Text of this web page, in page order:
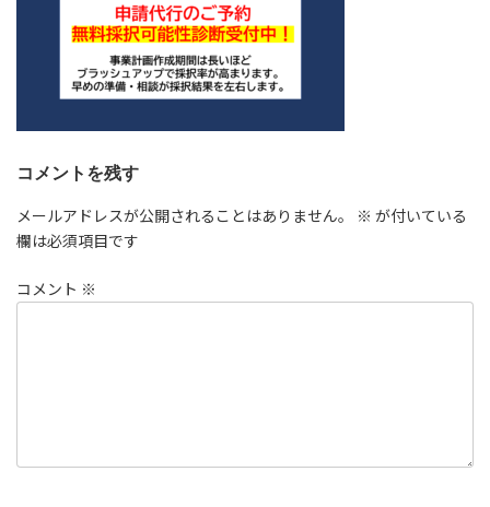
コメントを残す
メールアドレスが公開されることはありません。 ※ が付いている
欄は必須項目です
コメント ※